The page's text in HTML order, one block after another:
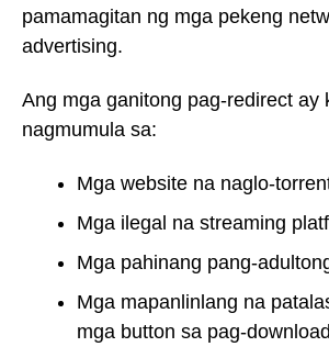
pamamagitan ng mga pekeng
advertising.
Ang mga ganitong pag-redirect ay
nagmumula sa:
Mga website na naglo-
Mga ilegal na streaming
Mga pahinang pang-
Mga mapanlinlang na
mga button sa pag-